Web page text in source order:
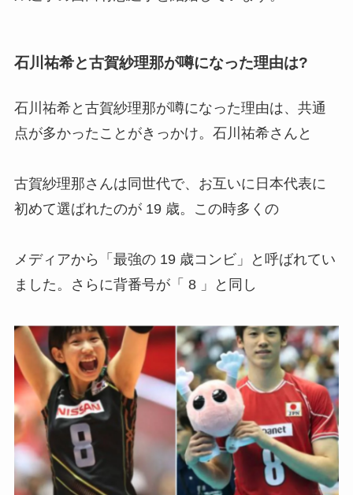
石川祐希と古賀紗理那が噂になった理由は?
石川祐希と古賀紗理那が噂になった理由は、共通
点が多かったことがきっかけ。石川祐希さんと
古賀紗理那さんは同世代で、お互いに日本代表に
初めて選ばれたのが 19 歳。この時多くの
メディアから「最強の 19 歳コンビ」と呼ばれてい
ました。さらに背番号が「 8 」と同し